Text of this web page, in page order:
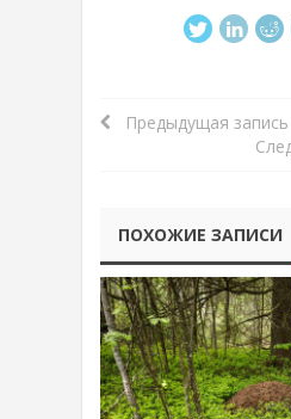
Предыдущая запись
ПОХОЖИЕ ЗАПИСИ